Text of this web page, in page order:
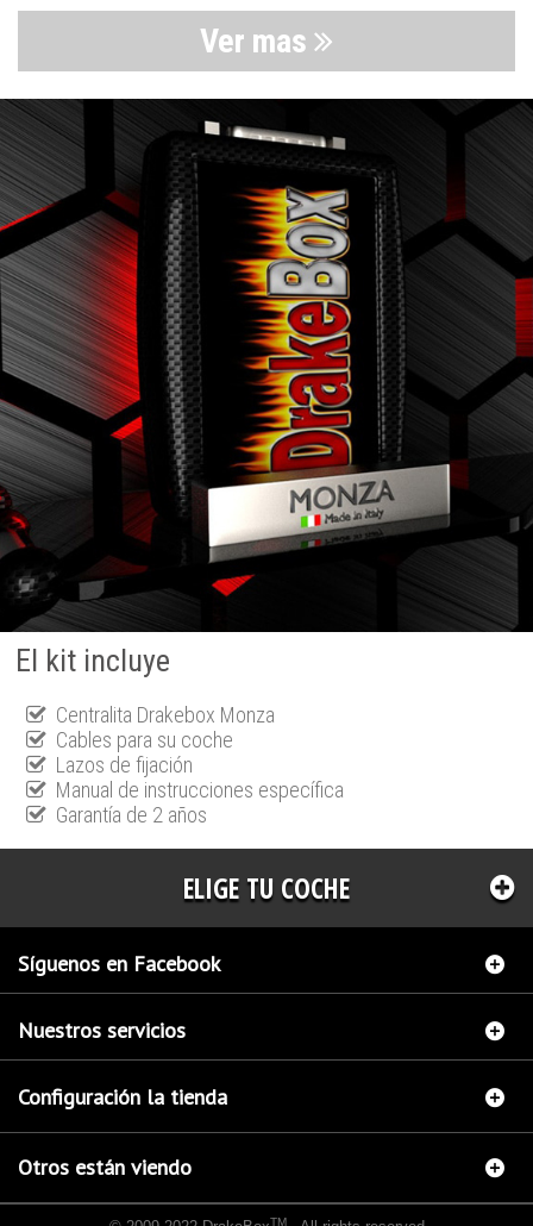
Ver mas
El kit incluye
Centralita Drakebox Monza
Cables para su coche
Lazos de fijación
Manual de instrucciones específica
Garantía de 2 años
ELIGE TU COCHE
Síguenos en Facebook
Nuestros servicios
Configuración la tienda
Otros están viendo
TM